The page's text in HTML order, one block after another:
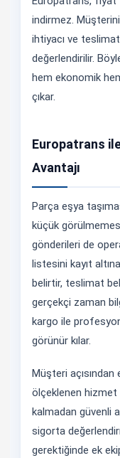
indirmez.
ihtiyacı ve
değerlendirilir.
hem ekonomik
çıkar.
Europatrans
Avantajı
Parça eşya
küçük
gönderileri de
listesini kayıt
belirtir, teslimat
gerçekçi zaman
kargo ile
görünür kılar.
Müşteri
ölçeklenen hizmet
kalmadan güvenli
sigorta
gerektiğinde ek